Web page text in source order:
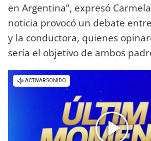
en Argentina”, expresó
noticia provocó un debate
y la conductora, quienes
sería el objetivo de ambos